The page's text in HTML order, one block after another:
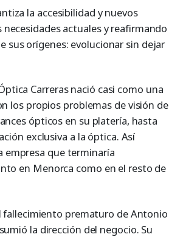
la accesibilidad y nuevos
actuales y reafirmando
sus orígenes: evolucionar sin dejar
Carreras nació casi como una
los propios problemas de visión de
ópticos en su platería, hasta
exclusiva a la óptica. Así
empresa que terminaría
en Menorca como en el resto de
fallecimiento prematuro de Antonio
la dirección del negocio. Su